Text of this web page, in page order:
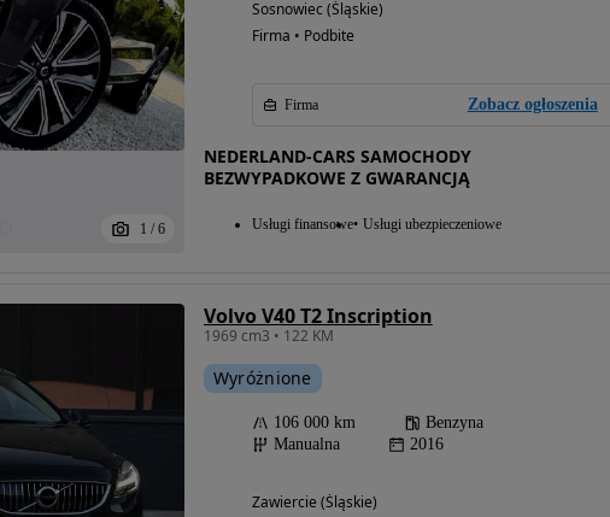
1 / 6
Sosnowiec (Śląskie)
Firma • Podbite
Firma Zobacz ogłoszenia
NEDERLAND-CARS SAMOCHODY
BEZWYPADKOWE Z GWARANCJĄ
Usługi finansowe Usługi ubezpieczeniowe
Volvo V40 T2 Inscription
1969 cm3 • 122 KM
Wyróżnione
106 000 km
Benzyna
Manualna
2016
Zawiercie (Śląskie)